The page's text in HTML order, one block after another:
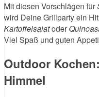
Mit diesen Vorschlägen für
wird Deine Grillparty ein
Kartoffelsalatoder
Viel Spaß und guten
Outdoor
Himmel